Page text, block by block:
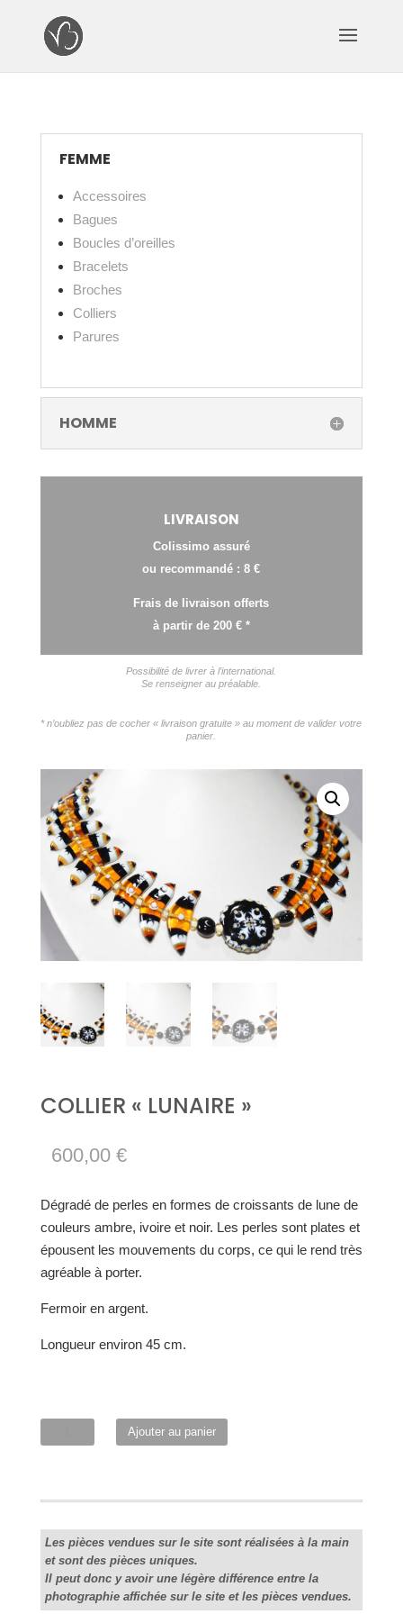
FEMME
Accessoires
Bagues
Boucles d’oreilles
Bracelets
Broches
Colliers
Parures
HOMME
LIVRAISON
Colissimo assuré
ou recommandé : 8 €
Frais de livraison offerts
à partir de 200 € *
Possibilité de livrer à l’international.
Se renseigner au préalable.
* n’oubliez pas de cocher « livraison gratuite » au moment de valider votre
panier.
COLLIER « LUNAIRE »
600,00 €
Dégradé de perles en formes de croissants de lune de
couleurs ambre, ivoire et noir. Les perles sont plates et
épousent les mouvements du corps, ce qui le rend très
agréable à porter.
Fermoir en argent.
Longueur environ 45 cm.
"Lunaire"
Ajouter au panier
Les pièces vendues sur le site sont réalisées à la main
et sont des pièces uniques.
Il peut donc y avoir une légère différence entre la
photographie affichée sur le site et les pièces vendues.